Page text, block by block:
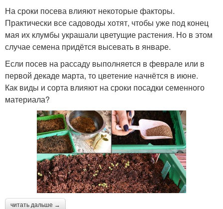
На сроки посева влияют некоторые факторы.
Практически все садоводы хотят, чтобы уже под конец
мая их клумбы украшали цветущие растения. Но в этом
случае семена придётся высевать в январе.
Если посев на рассаду выполняется в феврале или в
первой декаде марта, то цветение начнётся в июне.
Как виды и сорта влияют на сроки посадки семенного
материала?
читать дальше →